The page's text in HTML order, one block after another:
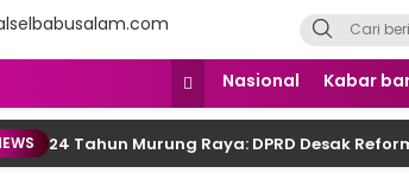
Kalsel, Menginspirasi Nusantara
Nasional Kabar
24 Tahun Murung Raya: DPRD Desak